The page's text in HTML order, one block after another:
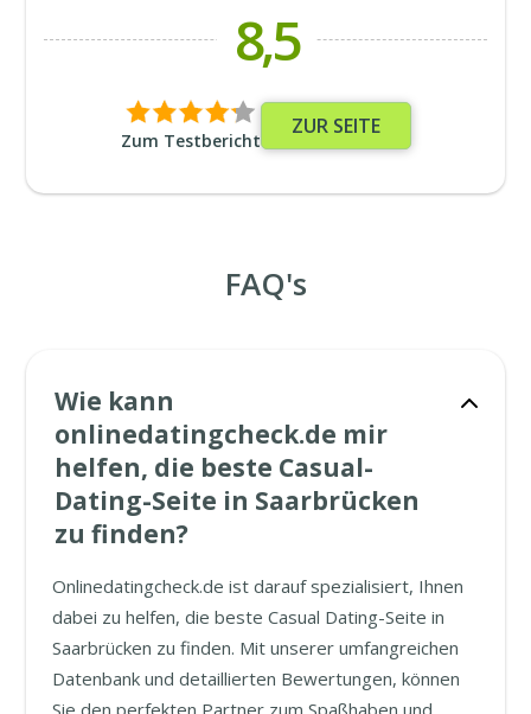
8,5
Zum Testbericht
ZUR SEITE
FAQ's
Wie kann
onlinedatingcheck.de mir
helfen, die beste Casual-
Dating-Seite in Saarbrücken
zu finden?
Onlinedatingcheck.de ist darauf spezialisiert, Ihnen
dabei zu helfen, die beste Casual Dating-Seite in
Saarbrücken zu finden. Mit unserer umfangreichen
Datenbank und detaillierten Bewertungen, können
Sie den perfekten Partner zum Spaßhaben und